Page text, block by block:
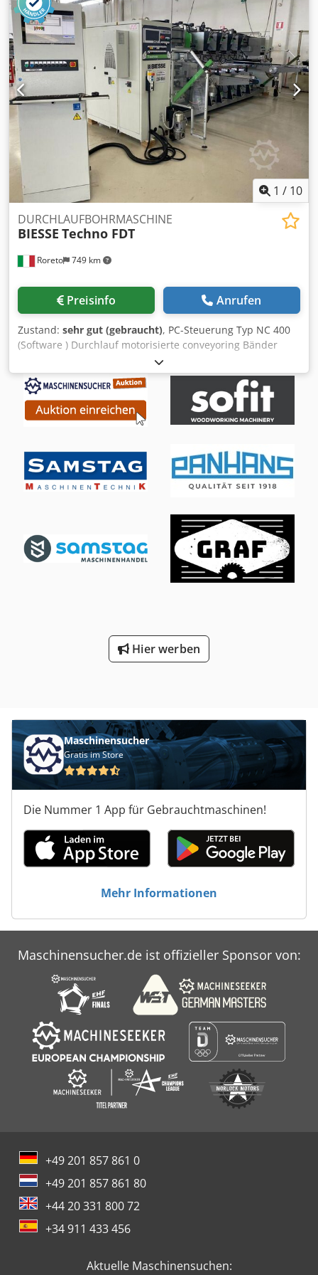
1 / 10
Roreto 749 km
DURCHLAUFBOHRMASCHINE
BIESSE Techno FDT
Preisinfo Anrufen
Zustand: sehr gut (gebraucht), PC-Steuerung Typ NC 400
(Software ) Durchlauf motorisierte conveyoring Bänder
(Nr.) 2 Horizontalen Bohrsupporte (Nr.) 2 Bohreinheiten für
jeder horizontale Bohrsupport (Nr.) 2 Spindeln für jede
horizontale Bohreinheiten (Nr.) 11 Max. Arbeitbreite (mm)
3200 - Min. arbeitbreite (mm) 205 (ca.) Unteren Vertikalen
Bohrsupporte (Nr.) 6 Bohreinheiten für jeder Unteren
Bohrsupporten Spindeln für jede Bohreinheiten von
Oberen Bohrsupporte (N°) 2 Cedpfx Acogk T Ttsfeha
Oberen Vertikale WerkstückSpanner (Nr.) 5 Schrauben
CNC-Steuerung kontrolliert die Bewegung (X-Achse)
Horizont. Bohrsupporte Die CNC-Steuerung kontrolliert die
Bewegung (Achse Y) der Anschläge
Hier werben
Maschinensucher
Gratis im Store
Die Nummer 1 App für Gebrauchtmaschinen!
Mehr Informationen
Maschinensucher.de ist offizieller Sponsor von:
+49 201 857 861 0
+49 201 857 861 80
+44 20 331 800 72
+34 911 433 456
Aktuelle Maschinensuchen: